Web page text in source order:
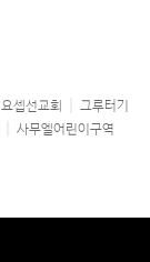
요셉선교회
그루터기
사무엘어린이구역